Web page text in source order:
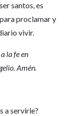
santos, es
proclamar y
vivir.
la fe en
Amén.
a servirle?